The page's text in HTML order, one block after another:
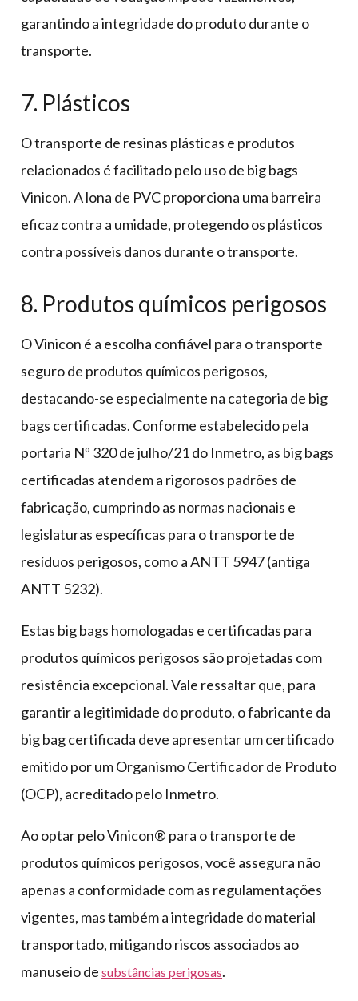
garantindo a integridade do produto durante o
transporte.
7. Plásticos
O transporte de resinas plásticas e produtos
relacionados é facilitado pelo uso de big bags
Vinicon. A lona de PVC proporciona uma barreira
eficaz contra a umidade, protegendo os plásticos
contra possíveis danos durante o transporte.
8. Produtos químicos perigosos
O Vinicon é a escolha confiável para o transporte
seguro de produtos químicos perigosos,
destacando-se especialmente na categoria de big
bags certificadas. Conforme estabelecido pela
portaria Nº 320 de julho/21 do Inmetro, as big bags
certificadas atendem a rigorosos padrões de
fabricação, cumprindo as normas nacionais e
legislaturas específicas para o transporte de
resíduos perigosos, como a ANTT 5947 (antiga
ANTT 5232).
Estas big bags homologadas e certificadas para
produtos químicos perigosos são projetadas com
resistência excepcional. Vale ressaltar que, para
garantir a legitimidade do produto, o fabricante da
big bag certificada deve apresentar um certificado
emitido por um Organismo Certificador de Produto
(OCP), acreditado pelo Inmetro.
Ao optar pelo Vinicon® para o transporte de
produtos químicos perigosos, você assegura não
apenas a conformidade com as regulamentações
vigentes, mas também a integridade do material
transportado, mitigando riscos associados ao
manuseio de substâncias perigosas.